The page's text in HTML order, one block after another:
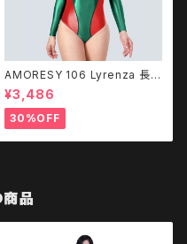
AMORESY 106 Lyrenza 長袖
水着 レオタード
¥3,486
30%OFF
品